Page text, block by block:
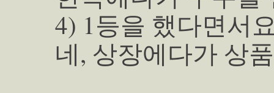
4) 1등을 했다면서
네, 상장에다가 상